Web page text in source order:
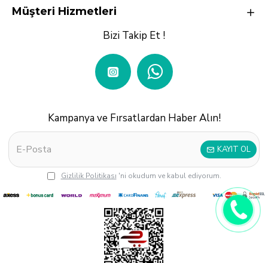
Müşteri Hizmetleri
Bizi Takip Et !
Kampanya ve Fırsatlardan Haber Alın!
KAYIT OL
Gizlilik Politikası 'ni okudum ve kabul ediyorum.